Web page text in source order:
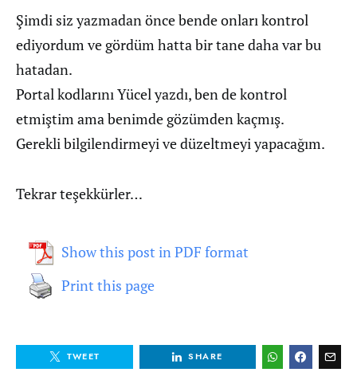
Şimdi siz yazmadan önce bende onları kontrol
ediyordum ve gördüm hatta bir tane daha var bu
hatadan.
Portal kodlarını Yücel yazdı, ben de kontrol
etmiştim ama benimde gözümden kaçmış.
Gerekli bilgilendirmeyi ve düzeltmeyi yapacağım.
Tekrar teşekkürler…
Show this post in PDF format
Print this page
TWEET SHARE